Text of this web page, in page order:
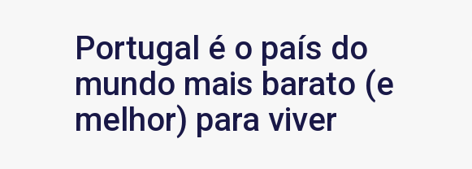
Portugal é o país do
mundo mais barato (e
melhor) para viver